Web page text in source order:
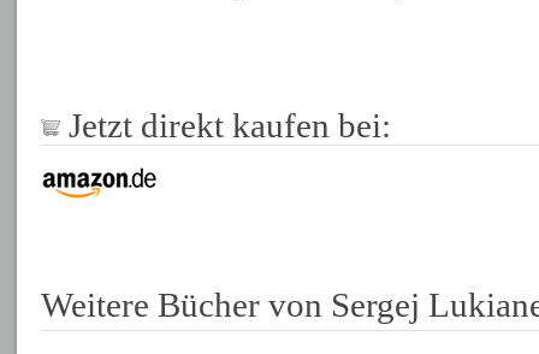
Jetzt direkt kaufen bei:
Weitere Bücher von Sergej